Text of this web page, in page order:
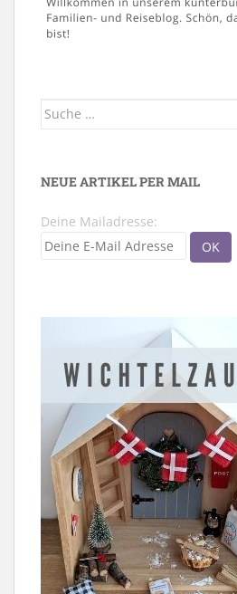
Suche
NEUE ARTIKEL PER MAIL
Deine Mailadresse: